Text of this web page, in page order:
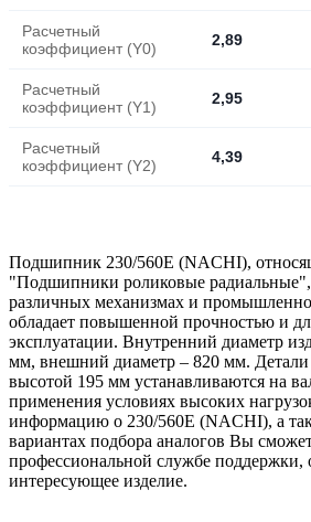
Расчетный
коэффициент (Y0)
2,89
Расчетный
коэффициент (Y1)
2,95
Расчетный
коэффициент (Y2)
4,39
Подшипник 230/560E (NACHI),
"Подшипники роликовые радиальные",
различных механизмах и
обладает повышенной прочностью и
эксплуатации. Внутренний диаметр
мм, внешний диаметр – 820 мм. Детали
высотой 195 мм устанавливаются на
применения условиях высоких
информацию о 230/560E (NACHI), а
вариантах подбора аналогов Вы
профессиональной службе поддержки,
интересующее изделие.